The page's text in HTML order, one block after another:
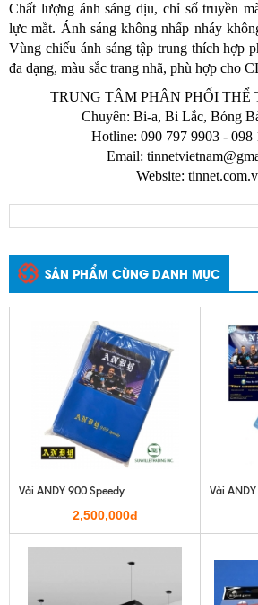
Chất lượng ánh sáng dịu, chỉ số truyền
lực mắt. Ánh sáng không nhấp nháy
Vùng chiếu ánh sáng tập trung thích hợp
đa dạng, màu sắc trang nhã, phù hợp cho
TRUNG TÂM PHÂN PHỐI THỂ
Chuyên: Bi-a, Bi Lắc, Bóng
Hotline: 090 797 9903 - 098
Email:
Website:
SẢN PHẨM CÙNG DANH MỤC
Vải ANDY 900 Speedy
2,500,000đ
Vải